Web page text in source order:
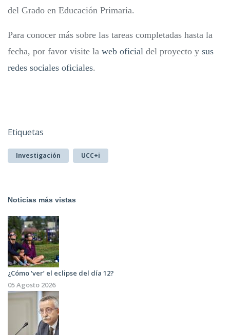
del Grado en Educación Primaria.
Para conocer más sobre las tareas completadas hasta la
fecha, por favor visite la web oficial del proyecto y sus
redes sociales oficiales.
Etiquetas
Investigación UCC+i
Noticias más vistas
¿Cómo ‘ver’ el eclipse del día 12?
05 Agosto 2026